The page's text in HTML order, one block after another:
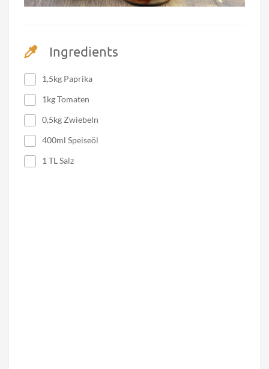
Ingredients
1,5kg Paprika
1kg Tomaten
0,5kg Zwiebeln
400ml Speiseöl
1 TL Salz